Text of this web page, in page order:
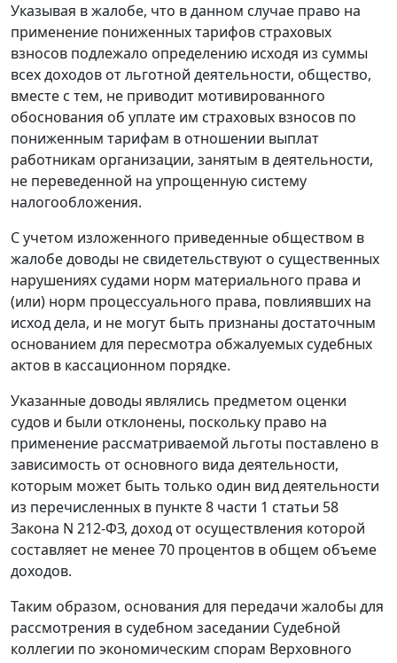
Указывая в жалобе, что в данном случае право на
применение пониженных тарифов страховых
взносов подлежало определению исходя из суммы
всех доходов от льготной деятельности, общество,
вместе с тем, не приводит мотивированного
обоснования об уплате им страховых взносов по
пониженным тарифам в отношении выплат
работникам организации, занятым в деятельности,
не переведенной на упрощенную систему
налогообложения.
С учетом изложенного приведенные обществом в
жалобе доводы не свидетельствуют о существенных
нарушениях судами норм материального права и
(или) норм процессуального права, повлиявших на
исход дела, и не могут быть признаны достаточным
основанием для пересмотра обжалуемых судебных
актов в кассационном порядке.
Указанные доводы являлись предметом оценки
судов и были отклонены, поскольку право на
применение рассматриваемой льготы поставлено в
зависимость от основного вида деятельности,
которым может быть только один вид деятельности
из перечисленных в пункте 8 части 1 статьи 58
Закона N 212-ФЗ, доход от осуществления которой
составляет не менее 70 процентов в общем объеме
доходов.
Таким образом, основания для передачи жалобы для
рассмотрения в судебном заседании Судебной
коллегии по экономическим спорам Верховного